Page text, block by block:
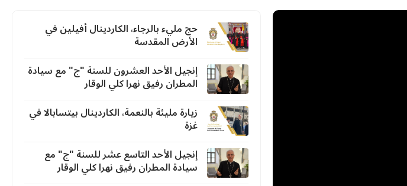
حج مليء بالرجاء، الكاردينال أفيلين في
الأرض المقدسة
إنجيل الأحد العشرون للسنة "ج" مع سيادة
المطران رفيق نهرا كلي الوقار
زيارة مليئة بالنعمة، الكاردينال بيتسابالا في
غزة
إنجيل الأحد التاسع عشر للسنة "ج" مع
سيادة المطران رفيق نهرا كلي الوقار